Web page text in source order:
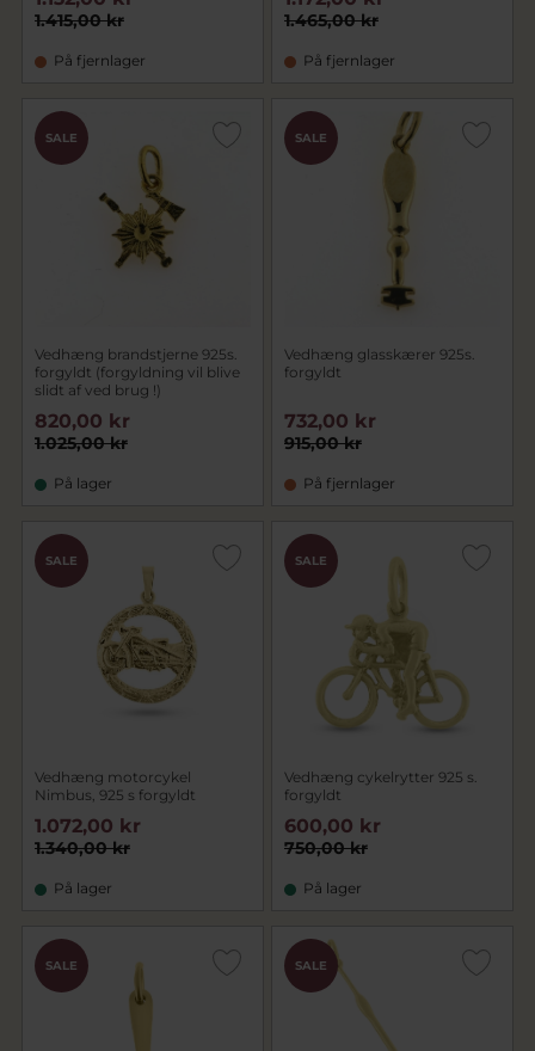
1.415,00 kr
På fjernlager
1.465,00 kr
På fjernlager
SALE
Vedhæng brandstjerne 925s.
forgyldt (forgyldning vil blive
slidt af ved brug !)
1.025,00 kr
820,00 kr
På lager
SALE
Vedhæng glasskærer 925s.
forgyldt
915,00 kr
732,00 kr
På fjernlager
SALE
Vedhæng motorcykel
Nimbus, 925 s forgyldt
1.340,00 kr
1.072,00 kr
På lager
SALE
Vedhæng cykelrytter 925 s.
forgyldt
750,00 kr
600,00 kr
På lager
SALE SALE